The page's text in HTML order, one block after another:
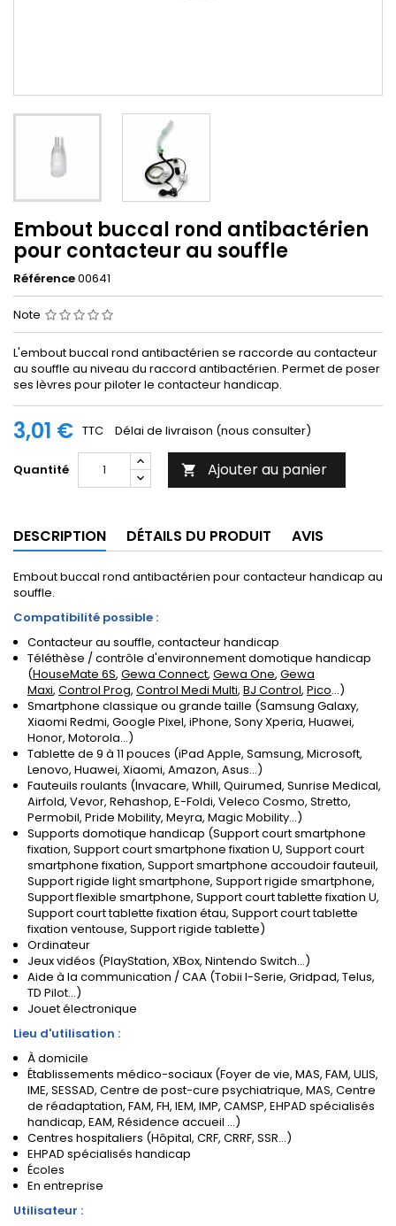
Embout buccal rond antibactérien
pour contacteur au souffle
Référence00641
Note
L'embout buccal rond antibactérien se raccorde au contacteur
au souffle au niveau du raccord antibactérien. Permet de poser
ses lèvres pour piloter le contacteur handicap.
3,01 € TTC Délai de livraison (nous consulter)
Quantité  Ajouter au panier
DESCRIPTION DÉTAILS DU PRODUIT AVIS
Embout buccal rond antibactérien pour contacteur handicap au
souffle.
Compatibilité possible :
Contacteur au souffle, contacteur handicap
Téléthèse / contrôle d'environnement domotique handicap
(HouseMate 6S, Gewa Connect, Gewa One, Gewa
Maxi, Control Prog, Control Medi Multi, BJ Control, Pico...)
Smartphone classique ou grande taille (Samsung Galaxy,
Xiaomi Redmi, Google Pixel, iPhone, Sony Xperia, Huawei,
Honor, Motorola...)
Tablette de 9 à 11 pouces (iPad Apple, Samsung, Microsoft,
Lenovo, Huawei, Xiaomi, Amazon, Asus...)
Fauteuils roulants (Invacare, Whill, Quirumed, Sunrise Medical,
Airfold, Vevor, Rehashop, E-Foldi, Veleco Cosmo, Stretto,
Permobil, Pride Mobility, Meyra, Magic Mobility...)
Supports domotique handicap (Support court smartphone
fixation, Support court smartphone fixation U, Support court
smartphone fixation, Support smartphone accoudoir fauteuil,
Support rigide light smartphone, Support rigide smartphone,
Support flexible smartphone, Support court tablette fixation U,
Support court tablette fixation étau, Support court tablette
fixation ventouse, Support rigide tablette)
Ordinateur
Jeux vidéos (PlayStation, XBox, Nintendo Switch...)
Aide à la communication / CAA (Tobii I-Serie, Gridpad, Telus,
TD Pilot...)
Jouet électronique
Lieu d'utilisation :
À domicile
Établissements médico-sociaux (Foyer de vie, MAS, FAM, ULIS,
IME, SESSAD, Centre de post-cure psychiatrique, MAS, Centre
de réadaptation, FAM, FH, IEM, IMP, CAMSP, EHPAD spécialisés
handicap, EAM, Résidence accueil ...)
Centres hospitaliers (Hôpital, CRF, CRRF, SSR...)
EHPAD spécialisés handicap
Écoles
En entreprise
Utilisateur :